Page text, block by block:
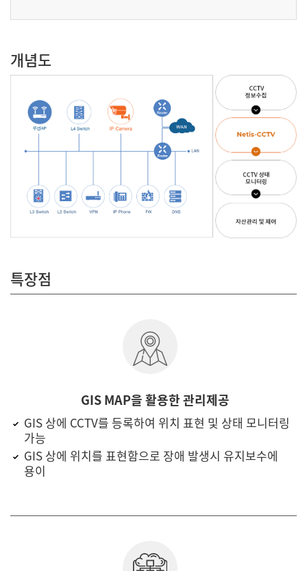
개념도
특장점
GIS MAP을 활용한 관리제공
GIS 상에 CCTV를 등록하여 위치 표현 및 상태 모니터링
가능
GIS 상에 위치를 표현함으로 장애 발생시 유지보수에
용이